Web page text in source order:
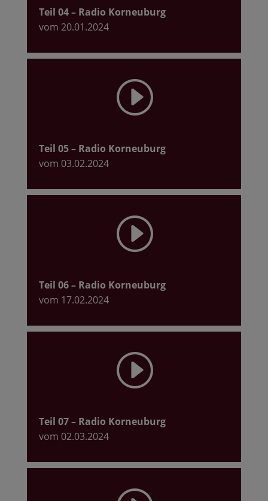
Teil 04– Radio Korneuburg
vom 20.01.2024
I
Teil 05– Radio Korneuburg
vom 03.02.2024
I
Teil 06– Radio Korneuburg
vom 17.02.2024
I
Teil 07– Radio Korneuburg
vom 02.03.2024